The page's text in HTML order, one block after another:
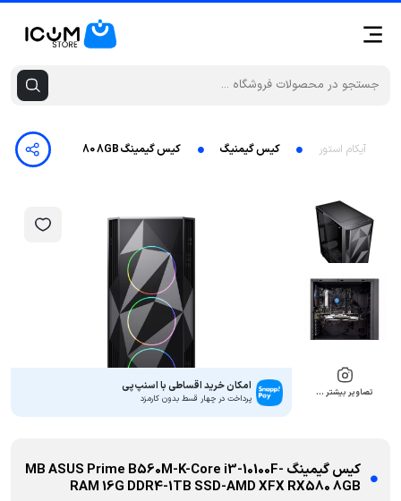
آیکام استور کیس گیمنیگ کیس گیمینگ MB ASUS Prime B560M-K-Core i3-10100F-RAM 16G DDR4-1TB SSD-AMD XFX RX580 8GB
تصاویر بیشتر … امکان خرید اقساطی با اسنپ‌پی
پرداخت در چهار قسط بدون کارمزد
کیس گیمینگ MB ASUS Prime B560M-K-Core i3-10100F-
RAM 16G DDR4-1TB SSD-AMD XFX RX580 8GB